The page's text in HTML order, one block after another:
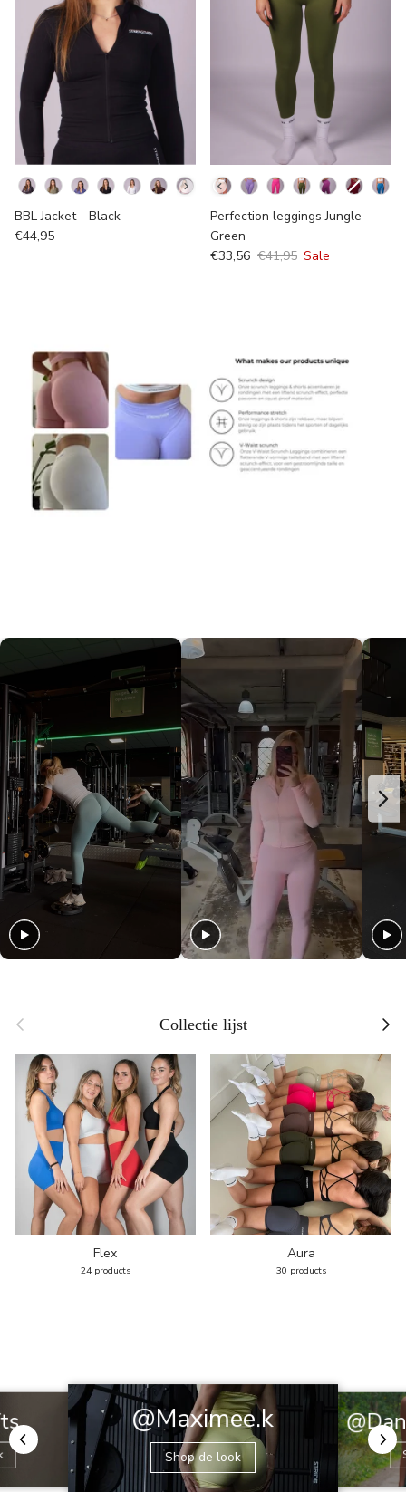
Kleur
BBL Jacket - Black
€44,95
Kleur
Perfection leggings Jungle
Green
€33,56 €41,95 Sale
Previous Collectie lijst Next
Flex
24 products
Aura
30 products
@Maximee.k
Shop de look